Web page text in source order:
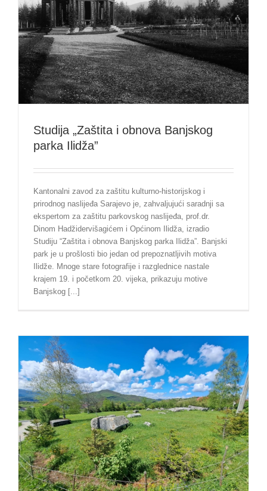
Studija „Zaštita i obnova Banjskog
parka Ilidža”
Kantonalni zavod za zaštitu kulturno-historijskog i
prirodnog naslijeđa Sarajevo je, zahvaljujući saradnji sa
ekspertom za zaštitu parkovskog naslijeđa, prof.dr.
Dinom Hadžidervišagićem i Općinom Ilidža, izradio
Studiju “Zaštita i obnova Banjskog parka Ilidža”. Banjski
park je u prošlosti bio jedan od prepoznatljivih motiva
Ilidže. Mnoge stare fotografije i razglednice nastale
krajem 19. i početkom 20. vijeka, prikazuju motive
Banjskog [...]